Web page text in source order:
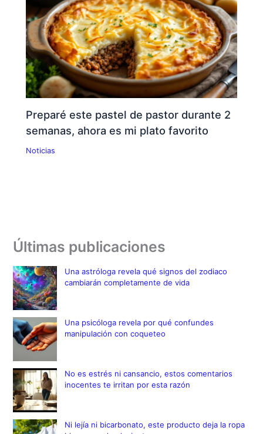
Preparé este pastel de pastor durante 2
semanas, ahora es mi plato favorito
Noticias
Últimas publicaciones
Una astróloga revela qué signos del zodiaco
cambiarán completamente de vida
Una psicóloga revela por qué confundes
manipulación con coqueteo
No es estrés ni cansancio, estos comentarios
inocentes te irritan por esta razón
Ni lejía ni bicarbonato, este producto deja la ropa